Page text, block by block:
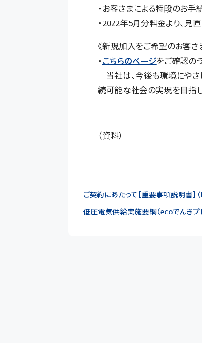
・お客さまによる特段のお手
・2022年5月分料金より、見
《新規加入をご希望のお客さ
・ こちらのページをご確認の
当社は、今後も環境にやさ
続可能な社会の実現を目指し
（資料）
ご契約にあたって［重要事項説明書］
低圧電気供給実施要綱（ecoでんき